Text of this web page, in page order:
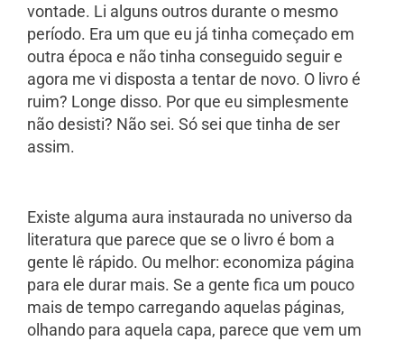
vontade. Li alguns outros durante o mesmo
período. Era um que eu já tinha começado em
outra época e não tinha conseguido seguir e
agora me vi disposta a tentar de novo. O livro é
ruim? Longe disso. Por que eu simplesmente
não desisti? Não sei. Só sei que tinha de ser
assim.
Existe alguma aura instaurada no universo da
literatura que parece que se o livro é bom a
gente lê rápido. Ou melhor: economiza página
para ele durar mais. Se a gente fica um pouco
mais de tempo carregando aquelas páginas,
olhando para aquela capa, parece que vem um